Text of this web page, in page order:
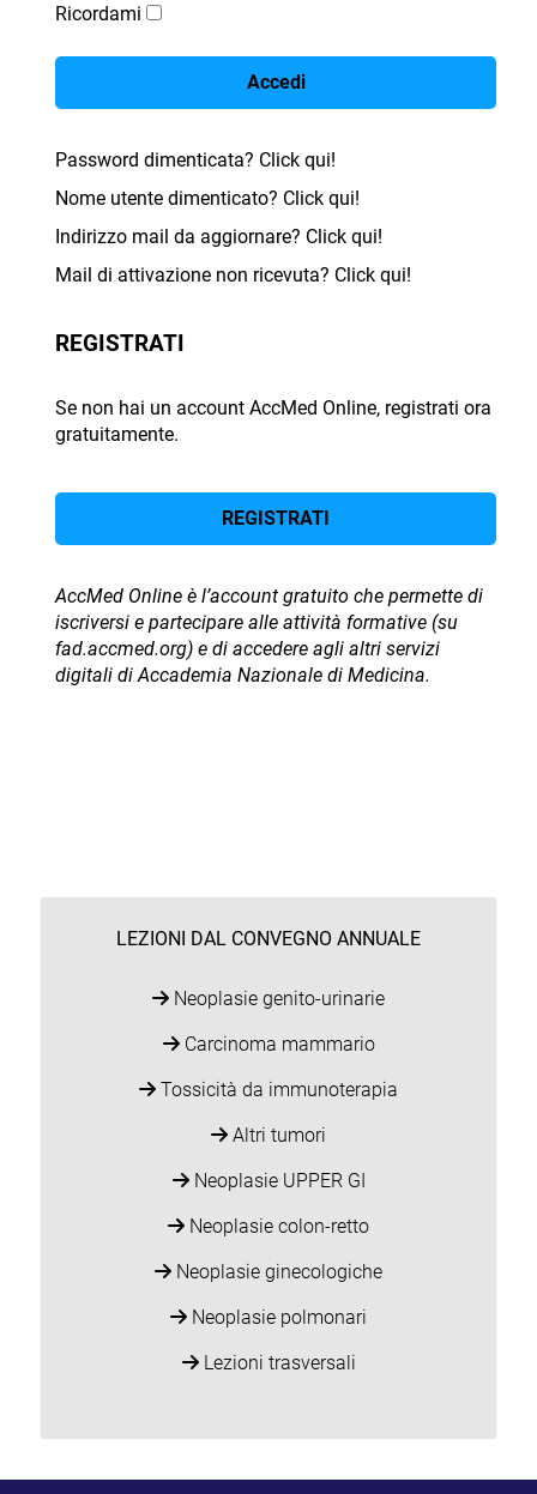
Ricordami
Accedi
Password dimenticata? Click qui!
Nome utente dimenticato? Click qui!
Indirizzo mail da aggiornare? Click qui!
Mail di attivazione non ricevuta? Click qui!
REGISTRATI
Se non hai un account AccMed Online, registrati ora
gratuitamente.
REGISTRATI
AccMed Online è l’account gratuito che permette di
iscriversi e partecipare alle attività formative (su
fad.accmed.org) e di accedere agli altri servizi
digitali di Accademia Nazionale di Medicina.
LEZIONI DAL CONVEGNO ANNUALE
Neoplasie genito-urinarie
Carcinoma mammario
Tossicità da immunoterapia
Altri tumori
Neoplasie UPPER GI
Neoplasie colon-retto
Neoplasie ginecologiche
Neoplasie polmonari
Lezioni trasversali